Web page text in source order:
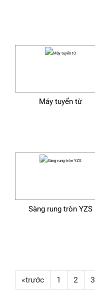
Máy tuyển từ
Sàng rung tròn YZS
«trước 1 2 3